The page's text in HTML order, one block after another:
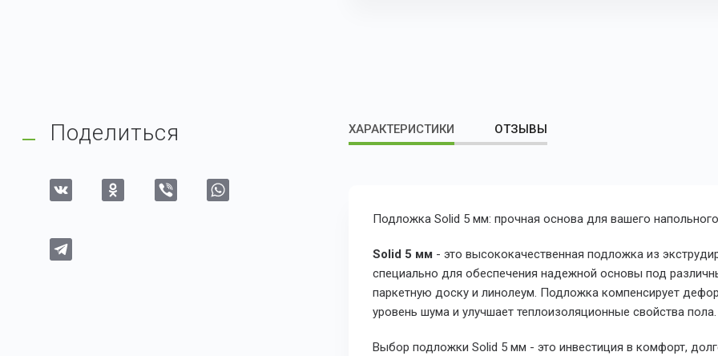
ХАРАКТЕРИСТИКИ ОТЗЫВЫ
Подложка Solid 5 мм: прочная основа для вашего
Solid 5 мм - это высококачественная подложка из
специально для обеспечения надежной основы под
паркетную доску и линолеум. Подложка компенсирует
уровень шума и улучшает теплоизоляционные свойства пола.
Выбор подложки Solid 5 мм - это инвестиция в комфорт,
Поделиться